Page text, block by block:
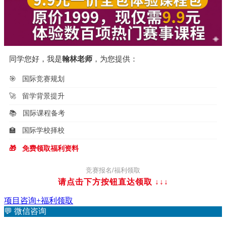
同学您好，我是翰林老师 ，为您提供：
🎯 国际竞赛规划
🚀 留学背景提升
📚 国际课程备考
🏫 国际学校择校
🎁 免费领取福利资料
竞赛报名/福利领取
请点击下方按钮直达领取 ↓↓↓
项目咨询+福利领取
💬 微信咨询